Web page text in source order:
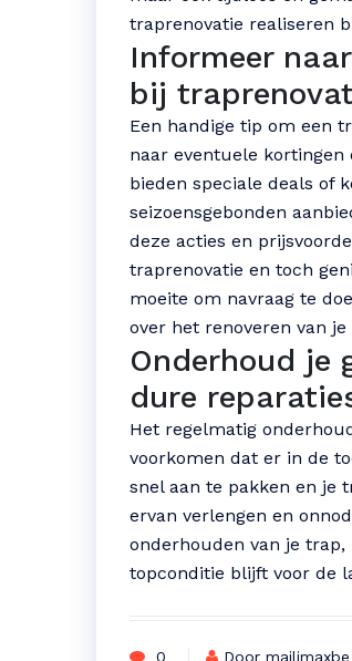
traprenovatie realiseren
Informeer
bij
Een handige tip om een
naar eventuele
bieden speciale deals of
seizoensgebonden
deze acties en
traprenovatie en toch
moeite om navraag te
over het renoveren van je
Onderhoud je
dure
Het regelmatig
voorkomen dat er in de
snel aan te pakken en je
ervan verlengen en
onderhouden van je
topconditie blijft voor de
0 Door mailimaxbe